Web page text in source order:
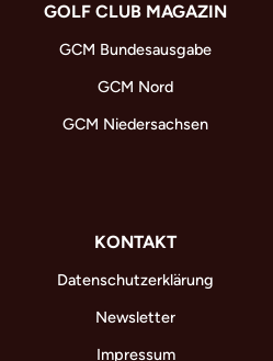
GOLF CLUB MAGAZIN
GCM Bundesausgabe
GCM Nord
GCM Niedersachsen
KONTAKT
Datenschutzerklärung
Newsletter
Impressum